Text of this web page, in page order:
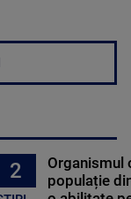
2
Organismul
populație